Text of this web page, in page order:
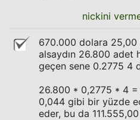
670.000 dolara 25,00
alsaydın 26.800 adet
geçen sene 0.2775 4
26.800 * 0,2775 * 4 =
0,044 gibi bir yüzde
eder, bu da